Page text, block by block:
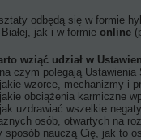
odbędą się w formie
w formie online
wziąć udział w
Ustawienia
i przekonania
wpływają
negatywne
osób, otwartych na
sposób nauczą Cię, jak to